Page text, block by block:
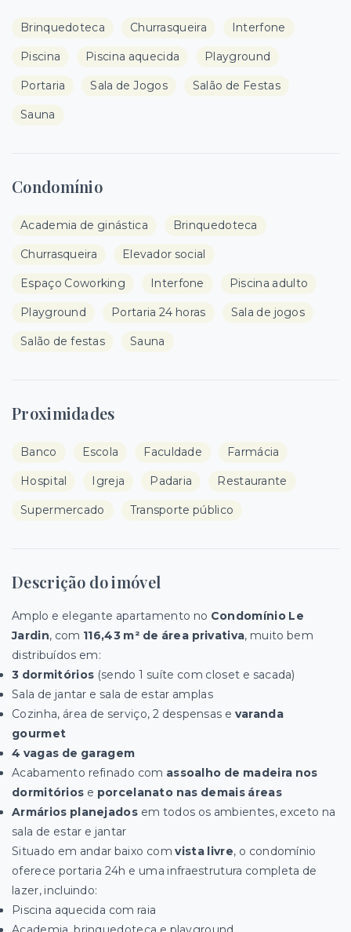
Brinquedoteca Churrasqueira Interfone
Piscina Piscina aquecida Playground
Portaria Sala de Jogos Salão de Festas
Sauna
Condomínio
Academia de ginástica Brinquedoteca
Churrasqueira Elevador social
Espaço Coworking Interfone Piscina adulto
Playground Portaria 24 horas Sala de jogos
Salão de festas Sauna
Proximidades
Banco Escola Faculdade Farmácia
Hospital Igreja Padaria Restaurante
Supermercado Transporte público
Descrição do imóvel
Amplo e elegante apartamento no Condomínio Le
Jardin, com 116,43 m² de área privativa, muito bem
distribuídos em:
3 dormitórios (sendo 1 suíte com closet e sacada)
Sala de jantar e sala de estar amplas
Cozinha, área de serviço, 2 despensas e varanda
gourmet
4 vagas de garagem
Acabamento refinado com assoalho de madeira nos
dormitórios e porcelanato nas demais áreas
Armários planejadosem todos os ambientes, exceto na
sala de estar e jantar
Situado em andar baixo comvista livre, o condomínio
oferece portaria 24h e uma infraestrutura completa de
lazer, incluindo:
Piscina aquecida com raia